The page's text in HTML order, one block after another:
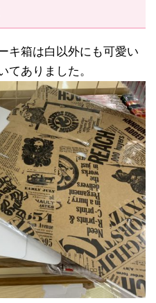
キ箱は白以外にも可愛い
てありました。